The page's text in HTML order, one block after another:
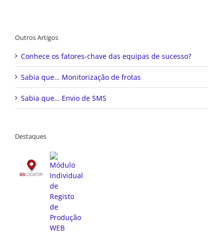
Outros Artigos
Conhece os fatores-chave das equipas de sucesso?
Sabia que… Monitorização de frotas
Sabia que… Envio de SMS
Destaques